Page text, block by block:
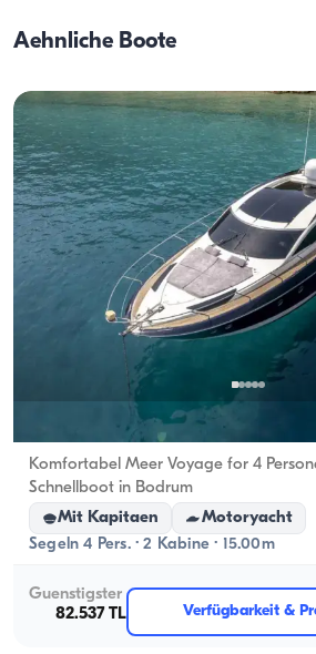
Passagierzahl bei Tagesausflügen
Übernachtungskapazität
Tagesvermietungen gilt die
Aehnliche Boote
Bodrum, Muğla
Komfortabel Meer Voyage for 4
Schnellboot in Bodrum
Mit Kapitaen
Motoryacht
Segeln 4 Pers. · 2 Kabine · 15.00m
Guenstigster
82.537 TL
Verfügbarkeit &